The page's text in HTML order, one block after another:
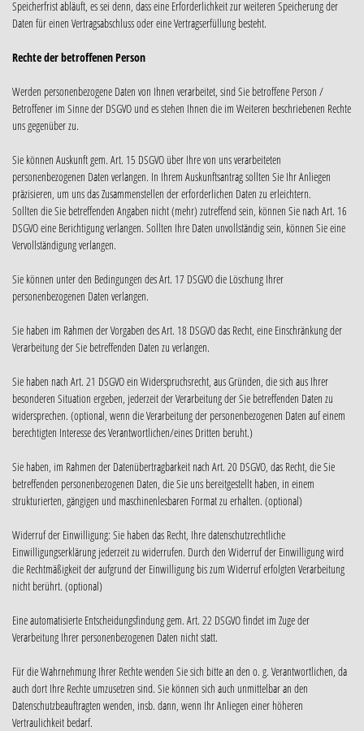
Speicherfrist abläuft, es sei denn, dass eine Erforderlichkeit zur weiteren Speicherung der
Daten für einen Vertragsabschluss oder eine Vertragserfüllung besteht.
Rechte der betroffenen Person
Werden personenbezogene Daten von Ihnen verarbeitet, sind Sie betroffene Person /
Betroffener im Sinne der DSGVO und es stehen Ihnen die im Weiteren beschriebenen Rechte
uns gegenüber zu.
Sie können Auskunft gem. Art. 15 DSGVO über Ihre von uns verarbeiteten
personenbezogenen Daten verlangen. In Ihrem Auskunftsantrag sollten Sie Ihr Anliegen
präzisieren, um uns das Zusammenstellen der erforderlichen Daten zu erleichtern.
Sollten die Sie betreffenden Angaben nicht (mehr) zutreffend sein, können Sie nach Art. 16
DSGVO eine Berichtigung verlangen. Sollten Ihre Daten unvollständig sein, können Sie eine
Vervollständigung verlangen.
Sie können unter den Bedingungen des Art. 17 DSGVO die Löschung Ihrer
personenbezogenen Daten verlangen.
Sie haben im Rahmen der Vorgaben des Art. 18 DSGVO das Recht, eine Einschränkung der
Verarbeitung der Sie betreffenden Daten zu verlangen.
Sie haben nach Art. 21 DSGVO ein Widerspruchsrecht, aus Gründen, die sich aus Ihrer
besonderen Situation ergeben, jederzeit der Verarbeitung der Sie betreffenden Daten zu
widersprechen. (optional, wenn die Verarbeitung der personenbezogenen Daten auf einem
berechtigten Interesse des Verantwortlichen/eines Dritten beruht.)
Sie haben, im Rahmen der Datenübertragbarkeit nach Art. 20 DSGVO, das Recht, die Sie
betreffenden personenbezogenen Daten, die Sie uns bereitgestellt haben, in einem
strukturierten, gängigen und maschinenlesbaren Format zu erhalten. (optional)
Widerruf der Einwilligung: Sie haben das Recht, Ihre datenschutzrechtliche
Einwilligungserklärung jederzeit zu widerrufen. Durch den Widerruf der Einwilligung wird
die Rechtmäßigkeit der aufgrund der Einwilligung bis zum Widerruf erfolgten Verarbeitung
nicht berührt. (optional)
Eine automatisierte Entscheidungsfindung gem. Art. 22 DSGVO findet im Zuge der
Verarbeitung Ihrer personenbezogenen Daten nicht statt.
Für die Wahrnehmung Ihrer Rechte wenden Sie sich bitte an den o. g. Verantwortlichen, da
auch dort Ihre Rechte umzusetzen sind. Sie können sich auch unmittelbar an den
Datenschutzbeauftragten wenden, insb. dann, wenn Ihr Anliegen einer höheren
Vertraulichkeit bedarf.